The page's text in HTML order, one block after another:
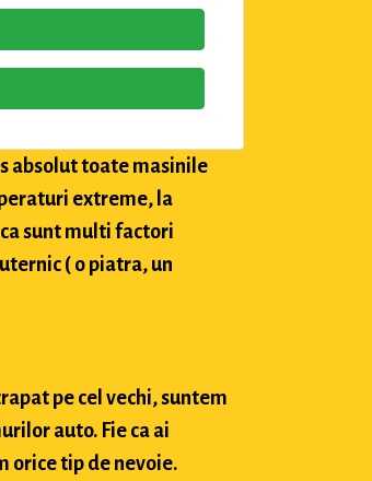
absolut toate masinile
extreme, la
sunt multi factori
( o piatra, un
pe cel vechi, suntem
auto. Fie ca ai
orice tip de nevoie.